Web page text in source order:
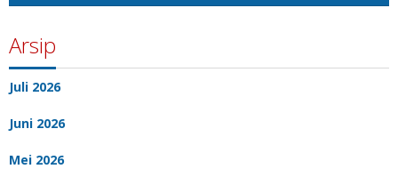
Arsip
Juli 2026
Juni 2026
Mei 2026